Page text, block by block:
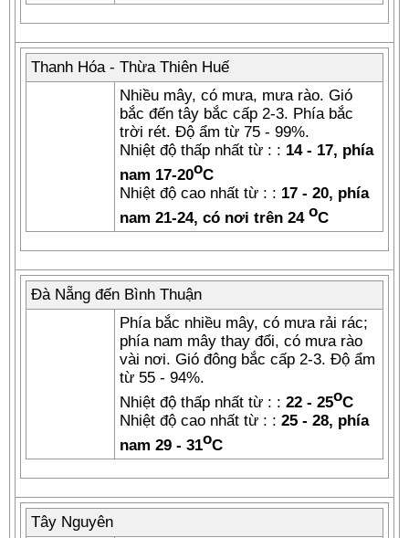
Thanh Hóa - Thừa Thiên Huế
Nhiều mây, có mưa, mưa rào. Gió
bắc đến tây bắc cấp 2-3. Phía bắc
trời rét. Độ ẩm từ 75 - 99%.
Nhiệt độ thấp nhất từ : : 14 - 17, phía
nam 17-20oC
Nhiệt độ cao nhất từ : : 17 - 20, phía
nam 21-24, có nơi trên 24 oC
Đà Nẵng đến Bình Thuận
Phía bắc nhiều mây, có mưa rải rác;
phía nam mây thay đổi, có mưa rào
vài nơi. Gió đông bắc cấp 2-3. Độ ẩm
từ 55 - 94%.
Nhiệt độ thấp nhất từ : : 22 - 25oC
Nhiệt độ cao nhất từ : : 25 - 28, phía
nam 29 - 31oC
Tây Nguyên